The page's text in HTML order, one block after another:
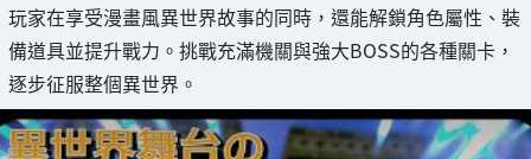
玩家在享受漫畫風異世界故事的同時，還能解鎖角色屬性、裝
備道具並提升戰力。挑戰充滿機關與強大BOSS的各種關卡，
逐步征服整個異世界。